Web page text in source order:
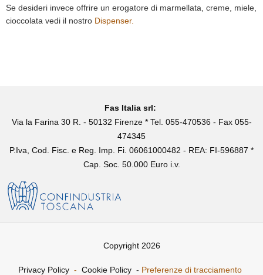
Se desideri invece offrire un erogatore di marmellata, creme, miele,
cioccolata vedi il nostro Dispenser.
Fas Italia srl:
Via la Farina 30 R. - 50132 Firenze * Tel. 055-470536 - Fax 055-
474345
P.Iva, Cod. Fisc. e Reg. Imp. Fi. 06061000482 - REA: FI-596887 *
Cap. Soc. 50.000 Euro i.v.
Copyright 2026
Privacy Policy - Cookie Policy - Preferenze di tracciamento